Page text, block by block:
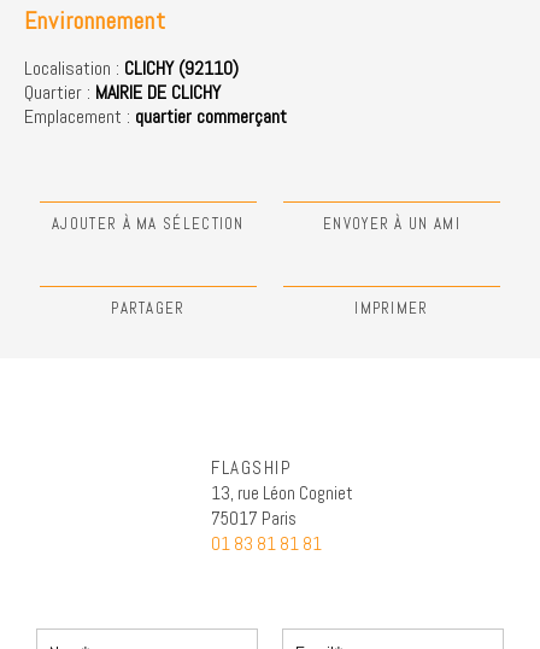
Environnement
Localisation : CLICHY (92110)
Quartier : MAIRIE DE CLICHY
Emplacement : quartier commerçant
AJOUTER À MA SÉLECTION ENVOYER À UN AMI
PARTAGER IMPRIMER
FLAGSHIP
13, rue Léon Cogniet
75017 Paris
01 83 81 81 81